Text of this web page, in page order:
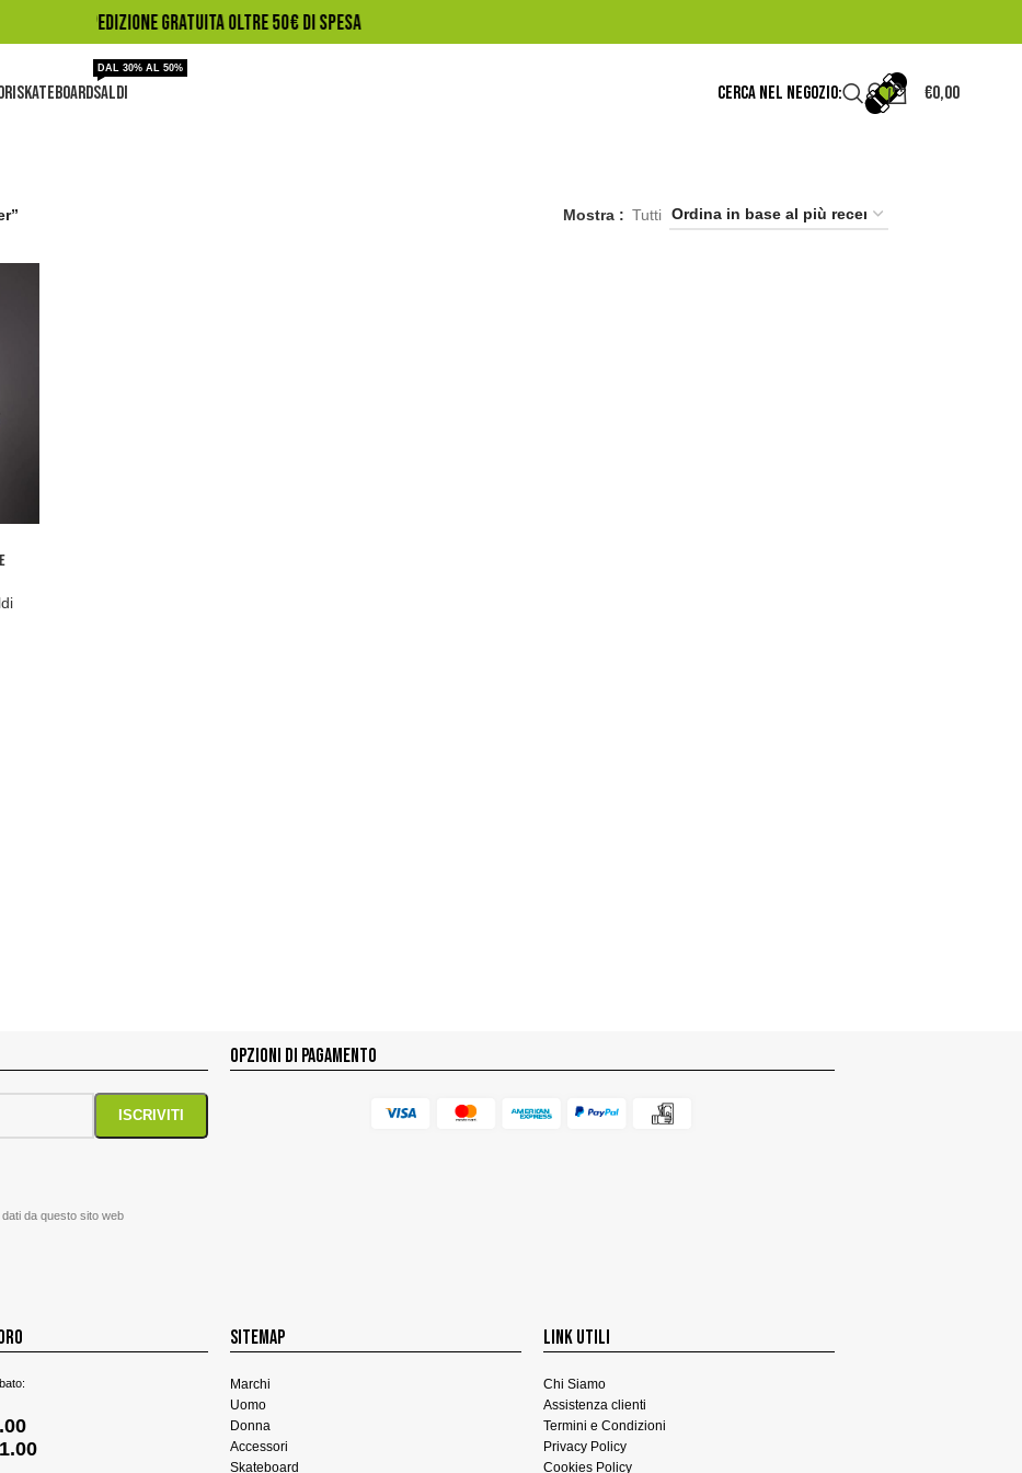
🛹️ SPEDIZIONE GRATUITA OLTRE 50€ DI SPESA
SKATEBOARDSALDI
DAL 30% AL 50%
CERCA NEL NEGOZIO: €0,00
Mostra Tutti
da questo sito web
OPZIONI DI PAGAMENTO
SITEMAP
Marchi
Uomo
Donna
Accessori
Skateboard
LINK UTILI
Chi Siamo
Assistenza clienti
Termini e Condizioni
Privacy Policy
Cookies Policy